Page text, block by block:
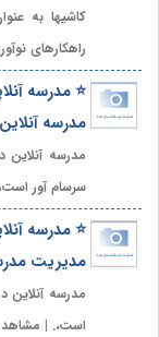
کاشیها به
راهکارهای
⭐️ مدرسه
مدرسه
مدرسه
سرسام آور
⭐️ مدرسه
مدیریت
مدرسه
است،. |